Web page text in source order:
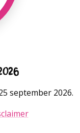
september 2026.